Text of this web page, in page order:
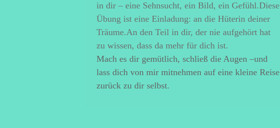
in dir – eine Sehnsucht, ein Bild, ein Gefühl.Diese
Übung ist eine Einladung: an die Hüterin deiner
Träume.An den Teil in dir, der nie aufgehört hat
zu wissen, dass da mehr für dich ist.
Mach es dir gemütlich, schließ die Augen –und
lass dich von mir mitnehmen auf eine kleine Reise
zurück zu dir selbst.